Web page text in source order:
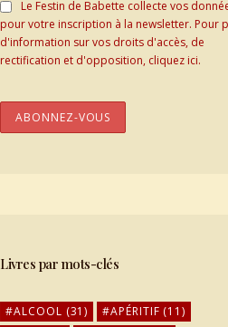
Le Festin de Babette collecte vos
pour votre inscription à la newsletter. Pour
d'information sur vos droits d'accès, de
rectification et d'opposition, cliquez ici.
Livres par mots-clés
ALCOOL (31) APÉRITIF (11)